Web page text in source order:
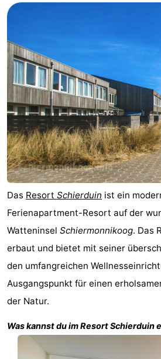
Appartements
-
Noderstraun
-
Resort
Schierduin
-
Vitamaris
Campingplätze
Ferienhäuser
-
Resort
Schierduin
Vitamaris
Hotels
Strand
Das Resort Schierduin ist ein
Ferienapartment-Resort auf der
Watteninsel Schiermonnikoog. Das
erbaut und bietet mit seiner
den umfangreichen
Ausgangspunkt für einen
der Natur.
Was kannst du im ResortSchierduin